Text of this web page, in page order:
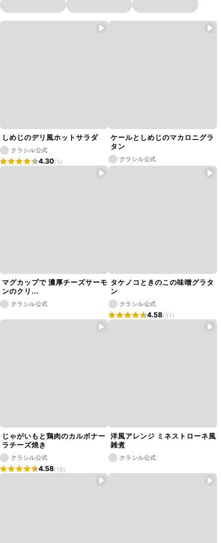
しめじのデリ風ホットサラダ
クラシル公式
4.30(5)
ケールとしめじのマカロニグラ
タン
クラシル公式
マグカップで 濃厚チーズサーモ
ンのクリ...
クラシル公式
タケノコときのこの味噌グラタ
ン
クラシル公式
4.58(31)
じゃがいもと鶏肉のカルボナー
ラチーズ焼き
クラシル公式
4.58(18)
洋風アレンジ ミネストローネ風
雑煮
クラシル公式